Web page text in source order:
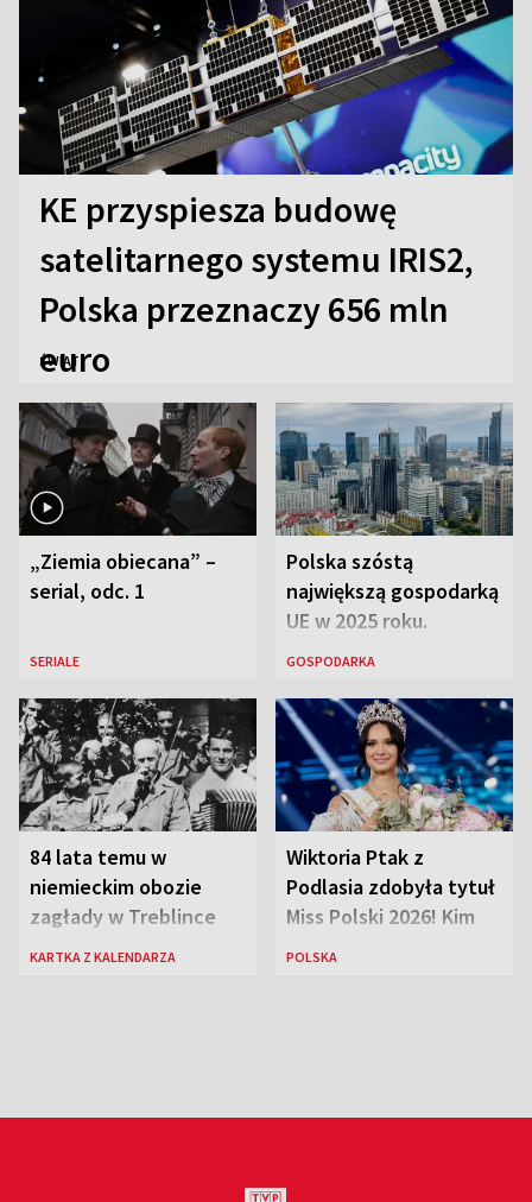
KE przyspiesza budowę
satelitarnego systemu IRIS2,
Polska przeznaczy 656 mln
euro
ŚWIAT
„Ziemia obiecana” –
serial, odc. 1
SERIALE
Polska szóstą
największą gospodarką
UE w 2025 roku.
Najnowsze dane
GOSPODARKA
84 lata temu w
niemieckim obozie
zagłady w Treblince
zmarł Janusz Korczak
KARTKA Z KALENDARZA
Wiktoria Ptak z
Podlasia zdobyła tytuł
Miss Polski 2026! Kim
jest nowa królowa
POLSKA